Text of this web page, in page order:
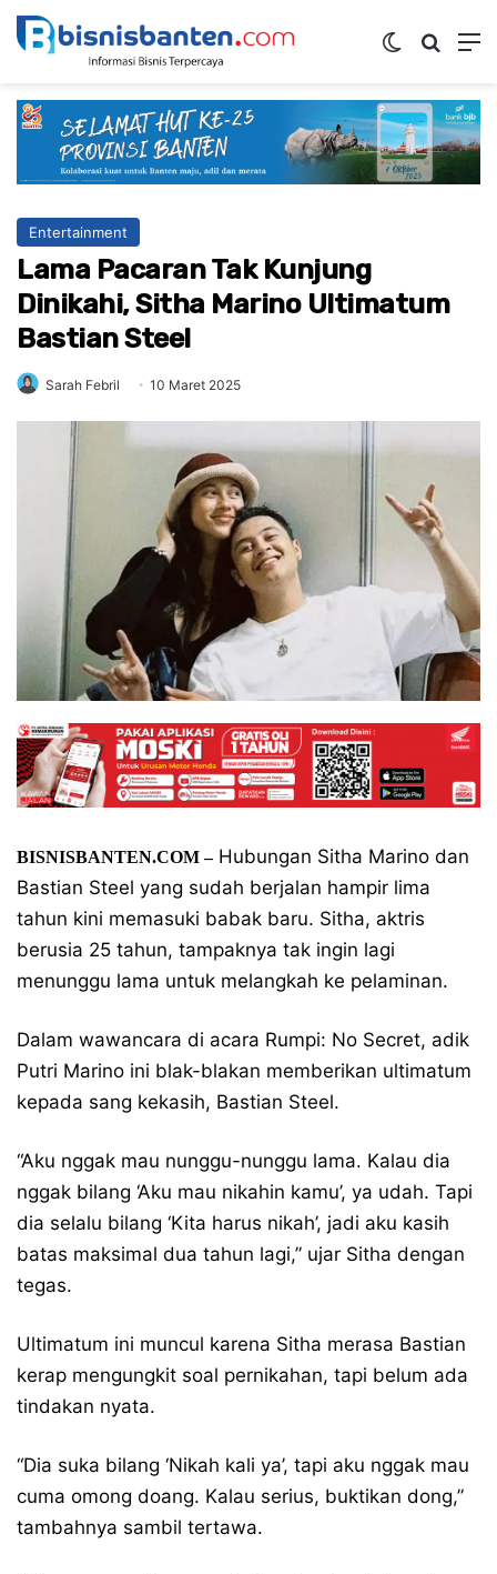
Switch skin
Entertainment
Lama Pacaran Tak Kunjung
Dinikahi, Sitha Marino Ultimatum
Bastian Steel
Sarah Febril 10 Maret 2025
BISNISBANTEN.COM –Hubungan Sitha Marino dan
Bastian Steel yang sudah berjalan hampir lima
tahun kini memasuki babak baru. Sitha, aktris
berusia 25 tahun, tampaknya tak ingin lagi
menunggu lama untuk melangkah ke pelaminan.
Dalam wawancara di acara Rumpi: No Secret, adik
Putri Marino ini blak-blakan memberikan ultimatum
kepada sang kekasih, Bastian Steel.
“Aku nggak mau nunggu-nunggu lama. Kalau dia
nggak bilang ‘Aku mau nikahin kamu’, ya udah. Tapi
dia selalu bilang ‘Kita harus nikah’, jadi aku kasih
batas maksimal dua tahun lagi,” ujar Sitha dengan
tegas.
Ultimatum ini muncul karena Sitha merasa Bastian
kerap mengungkit soal pernikahan, tapi belum ada
tindakan nyata.
“Dia suka bilang ‘Nikah kali ya’, tapi aku nggak mau
cuma omong doang. Kalau serius, buktikan dong,”
tambahnya sambil tertawa.